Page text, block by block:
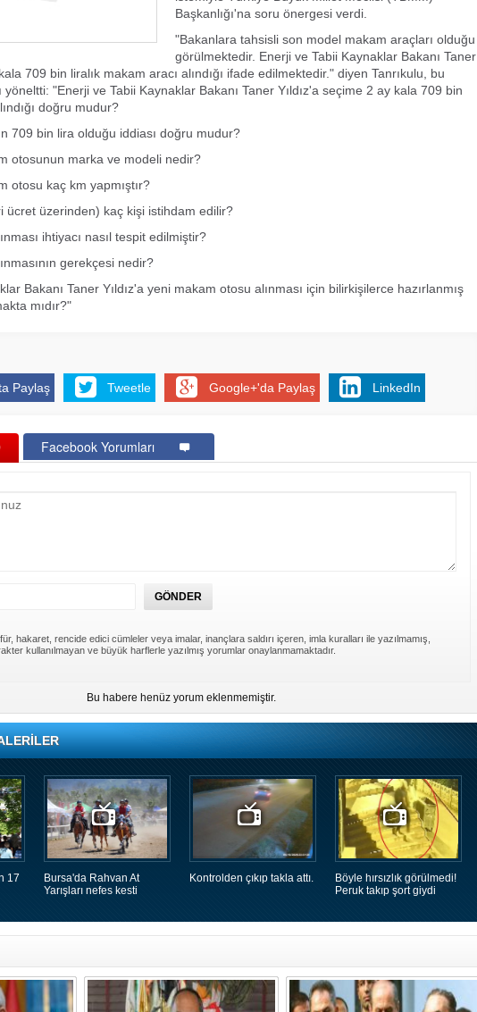
Başkanlığı'na soru önergesi verdi.
"Bakanlara tahsisli son model makam araçları olduğu
görülmektedir. Enerji ve Tabii Kaynaklar Bakanı Taner
709 bin liralık makam aracı alındığı ifade edilmektedir." diyen Tanrıkulu, bu
"Enerji ve Tabii Kaynaklar Bakanı Taner Yıldız'a seçime 2 ay kala 709 bin
doğru mudur?
709 bin lira olduğu iddiası doğru mudur?
otosunun marka ve modeli nedir?
otosu kaç km yapmıştır?
ücret üzerinden) kaç kişi istihdam edilir?
ihtiyacı nasıl tespit edilmiştir?
gerekçesi nedir?
Bakanı Taner Yıldız'a yeni makam otosu alınması için bilirkişilerce hazırlanmış
mıdır?"
Paylaş Tweetle Google+'da Paylaş LinkedIn
Facebook Yorumları
hakaret, rencide edici cümleler veya imalar, inançlara saldırı içeren, imla kuralları ile yazılmamış,
kullanılmayan ve büyük harflerle yazılmış yorumlar onaylanmamaktadır.
Bu habere henüz yorum eklenmemiştir.
17
Bursa'da Rahvan At
Yarışları nefes kesti
Kontrolden çıkıp takla attı.
Böyle hırsızlık görülmedi!
Peruk takıp şort giydi